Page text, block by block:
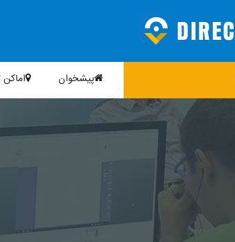
پیشخوان اماکن